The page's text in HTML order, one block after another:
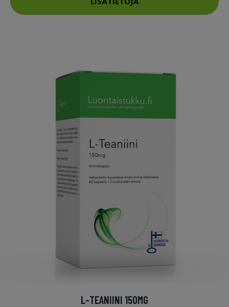
L-TEANIINI 150MG